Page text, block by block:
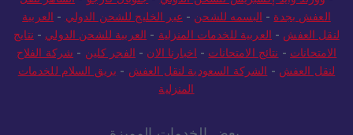
العفش بجدة - البسمه للشحن - عبر الخليج للشحن الدولي - العربية
لنقل العفش - العربية للخدمات المنزلية - العربية للشحن الدولي - نتايج
الامتحانات - نتائج الامتحانات - اخبارنا الان - الفجر كلين - شركة الفلاح
لنقل العفش - الشركة السعودية لنقل العفش - بريق السلام للخدمات
المنزلية